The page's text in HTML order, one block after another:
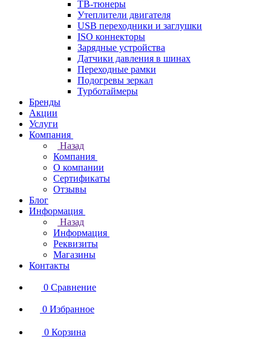
ТВ-тюнеры
Утеплители двигателя
USB переходники и заглушки
ISO коннекторы
Зарядные устройства
Датчики давления в шинах
Переходные рамки
Подогревы зеркал
Турботаймеры
Бренды
Акции
Услуги
Компания
Назад
Компания
О компании
Сертификаты
Отзывы
Блог
Информация
Назад
Информация
Реквизиты
Магазины
Контакты
0 Сравнение
0 Избранное
0 Корзина